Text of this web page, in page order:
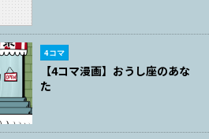
4コマ
【4コマ漫画】おうし座のあな
た